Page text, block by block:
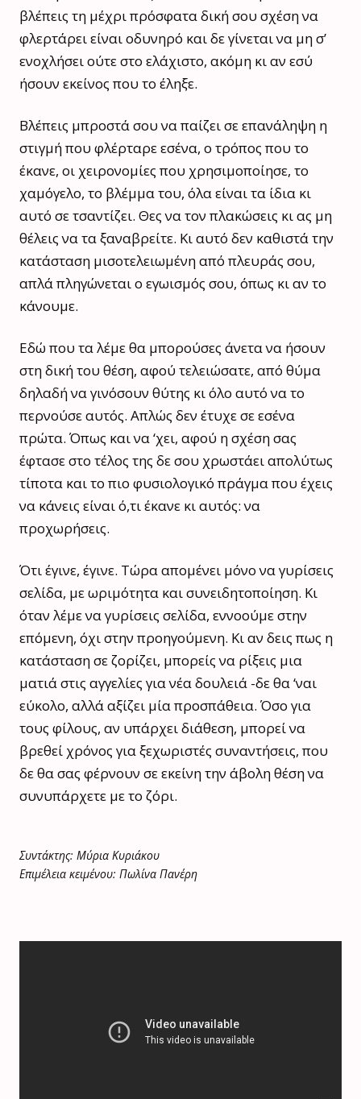
βλέπεις τη μέχρι πρόσφατα δική σου σχέση να
φλερτάρει είναι οδυνηρό και δε γίνεται να μη σ’
ενοχλήσει ούτε στο ελάχιστο, ακόμη κι αν εσύ
ήσουν εκείνος που το έληξε.
Βλέπεις μπροστά σου να παίζει σε επανάληψη η
στιγμή που φλέρταρε εσένα, ο τρόπος που το
έκανε, οι χειρονομίες που χρησιμοποίησε, το
χαμόγελο, το βλέμμα του, όλα είναι τα ίδια κι
αυτό σε τσαντίζει. Θες να τον πλακώσεις κι ας μη
θέλεις να τα ξαναβρείτε. Κι αυτό δεν καθιστά την
κατάσταση μισοτελειωμένη από πλευράς σου,
απλά πληγώνεται ο εγωισμός σου, όπως κι αν το
κάνουμε.
Εδώ που τα λέμε θα μπορούσες άνετα να ήσουν
στη δική του θέση, αφού τελειώσατε, από θύμα
δηλαδή να γινόσουν θύτης κι όλο αυτό να το
περνούσε αυτός. Απλώς δεν έτυχε σε εσένα
πρώτα. Όπως και να ‘χει, αφού η σχέση σας
έφτασε στο τέλος της δε σου χρωστάει απολύτως
τίποτα και το πιο φυσιολογικό πράγμα που έχεις
να κάνεις είναι ό,τι έκανε κι αυτός: να
προχωρήσεις.
Ότι έγινε, έγινε. Τώρα απομένει μόνο να γυρίσεις
σελίδα, με ωριμότητα και συνειδητοποίηση. Κι
όταν λέμε να γυρίσεις σελίδα, εννοούμε στην
επόμενη, όχι στην προηγούμενη. Κι αν δεις πως η
κατάσταση σε ζορίζει, μπορείς να ρίξεις μια
ματιά στις αγγελίες για νέα δουλειά -δε θα ‘ναι
εύκολο, αλλά αξίζει μία προσπάθεια. Όσο για
τους φίλους, αν υπάρχει διάθεση, μπορεί να
βρεθεί χρόνος για ξεχωριστές συναντήσεις, που
δε θα σας φέρνουν σε εκείνη την άβολη θέση να
συνυπάρχετε με το ζόρι.
Συντάκτης: Μύρια Κυριάκου
Επιμέλεια κειμένου: Πωλίνα Πανέρη